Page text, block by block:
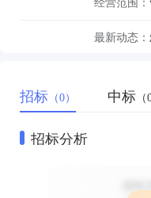
最新动态：
招标 （0） 中标 （
招标分析